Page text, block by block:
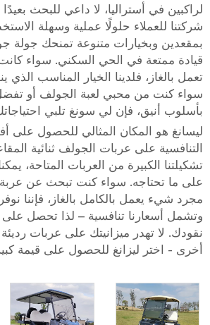
لراكبين في أستراليا، لا داعي للبحث
شركتنا للعملاء حلولًا عملية وسهلة
بمقعدين وبخيارات متنوعة تمنحك جولة
قيادة ممتعة في الحي السكني. سواء كانت
تعمل بالغاز، فلدينا الخيار المناسب الذي
سواء كنت من محبي لعبة الجولف أو
بأسلوب أنيق، فإن لي سونغ تلبي
ليسانغ هو المكان المثالي للحصول على
التنافسية على عربات الجولف ثنائية
تشكيلتنا الكبيرة من العربات المتاحة،
على ما تحتاجه. سواء كنت تبحث عن عربة
مجرد شيء يعمل بالكامل بالغاز، فإننا
وتشمل أسعارنا تنافسية – لذا تحصل
نقودك. لا تهدر ميزانيتك على عربات
أخرى - اختر ليزانغ للحصول على قيمة